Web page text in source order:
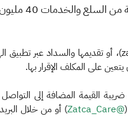
​دعت هيئة الزكاة والضريبة
القيمة المضافة إلى التواصل
@Zatca_Care​